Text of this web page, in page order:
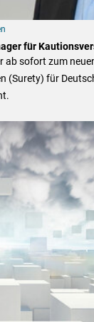
für
ab sofort zum
(Surety) für